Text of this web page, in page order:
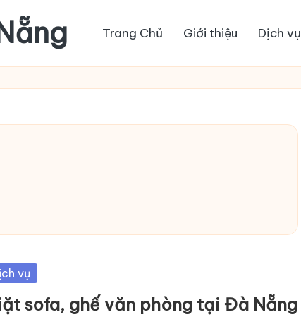
Trang Chủ Giới thiệu Dịch vụ
vụ
sofa, ghế văn phòng tại Đà Nẵng